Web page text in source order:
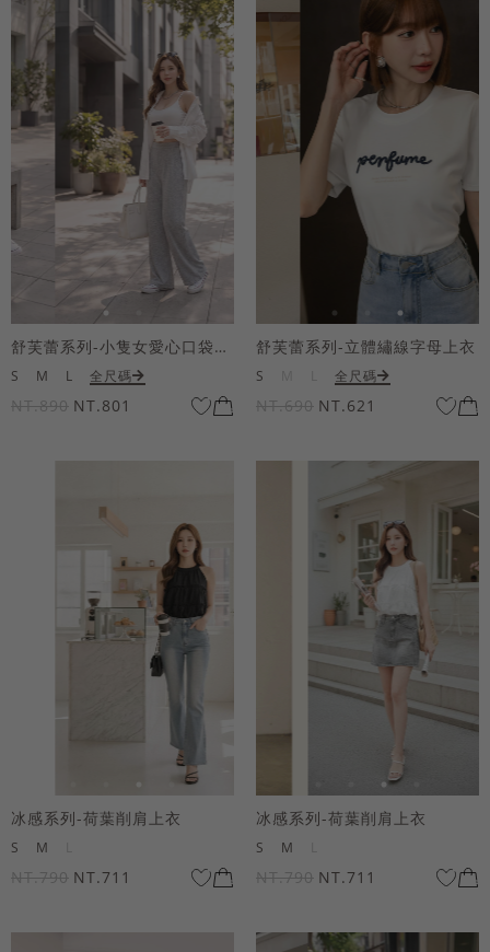
舒芙蕾系列-小隻女愛心口袋寬褲
S M L 全尺碼
NT.890 NT.801
舒芙蕾系列-立體繡線字母上衣
S 全尺碼
NT.690 NT.621
冰感系列-荷葉削肩上衣
S M
NT.790 NT.711
冰感系列-荷葉削肩上衣
S M
NT.790 NT.711